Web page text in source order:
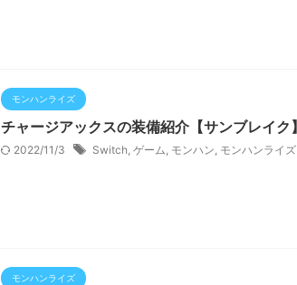
モンハンライズ
チャージアックスの装備紹介【サンブレイク】
2022/11/3 Switch ゲーム モンハン モンハンライズ
モンハンライズ